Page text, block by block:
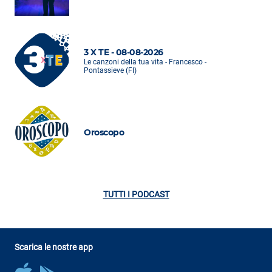
3 X TE - 08-08-2026
Le canzoni della tua vita - Francesco -
Pontassieve (FI)
Oroscopo
TUTTI I PODCAST
Scarica le nostre app